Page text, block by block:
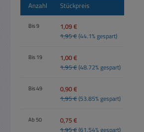
Anzahl Stückpreis
Bis9 1,09 €
1,95 €(44.1% gespart)
Bis19 1,00 €
1,95 €(48.72% gespart)
Bis49 0,90 €
1,95 €(53.85% gespart)
Ab 50 0,75 €
1,95 €(61.54% gespart)